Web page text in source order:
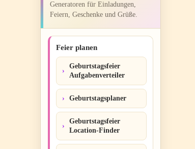
Generatoren für Einladungen,
Feiern, Geschenke und Grüße.
Feier planen
Geburtstagsfeier
Aufgabenverteiler
Geburtstagsplaner
Geburtstagsfeier
Location-Finder